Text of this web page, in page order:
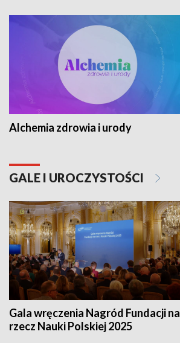
Alchemia zdrowia i urody
GALE I UROCZYSTOŚCI
Gala wręczenia Nagród Fundacji na
rzecz Nauki Polskiej 2025